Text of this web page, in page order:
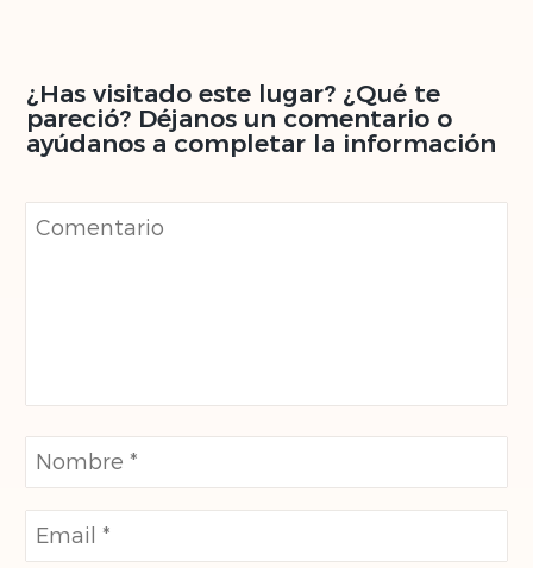
¿Has visitado este lugar? ¿Qué te
pareció? Déjanos un comentario o
ayúdanos a completar la información